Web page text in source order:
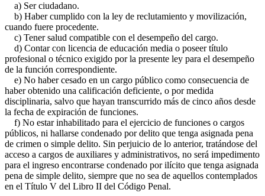
a) Ser ciudadano.
b) Haber cumplido con la ley de reclutamiento y movilización,
cuando fuere procedente.
c) Tener salud compatible con el desempeño del cargo.
d) Contar con licencia de educación media o poseer título
profesional o técnico exigido por la presente ley para el desempeño
de la función correspondiente.
e) No haber cesado en un cargo público como consecuencia de
haber obtenido una calificación deficiente, o por medida
disciplinaria, salvo que hayan transcurrido más de cinco años desde
la fecha de expiración de funciones.
f) No estar inhabilitado para el ejercicio de funciones o cargos
públicos, ni hallarse condenado por delito que tenga asignada pena
de crimen o simple delito. Sin perjuicio de lo anterior, tratándose del
acceso a cargos de auxiliares y administrativos, no será impedimento
para el ingreso encontrarse condenado por ilícito que tenga asignada
pena de simple delito, siempre que no sea de aquellos contemplados
en el Título V del Libro II del Código Penal.